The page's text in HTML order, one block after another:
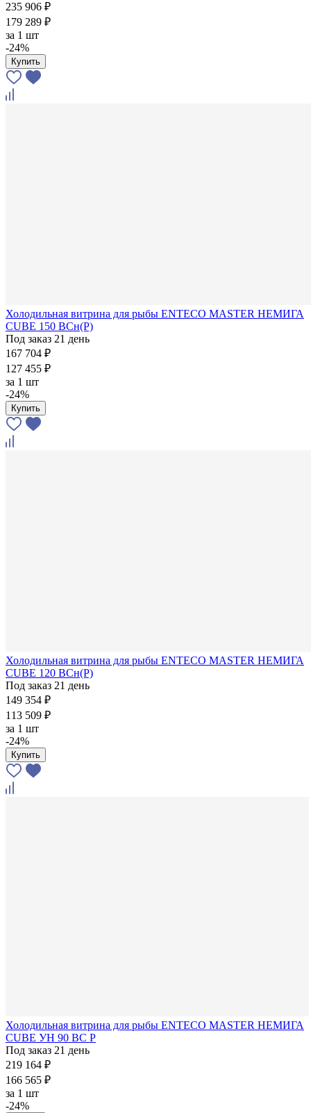
235 906 ₽
179 289 ₽
за 1 шт
-24%
Купить
Холодильная витрина для рыбы ENTECO MASTER НЕМИГА
CUBE 150 ВСн(Р)
Под заказ 21 день
167 704 ₽
127 455 ₽
за 1 шт
-24%
Купить
Холодильная витрина для рыбы ENTECO MASTER НЕМИГА
CUBE 120 ВСн(Р)
Под заказ 21 день
149 354 ₽
113 509 ₽
за 1 шт
-24%
Купить
Холодильная витрина для рыбы ENTECO MASTER НЕМИГА
CUBE УН 90 ВС Р
Под заказ 21 день
219 164 ₽
166 565 ₽
за 1 шт
-24%